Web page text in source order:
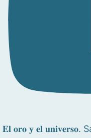
𝐄𝐥 𝐨𝐫𝐨 𝐲 𝐞𝐥